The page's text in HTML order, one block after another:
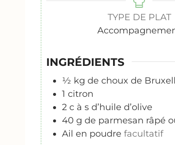
TYPE DE PLAT
INGRÉDIENTS
½ kg de choux de
1 citron
2 c à s d’huile d’olive
40 g de parmesan râpé
Ail en poudre facultatif